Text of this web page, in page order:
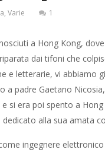
, Varie 1
a Hong Kong,
dai tifoni che
e letterarie, vi abbiamo
a padre Gaetano
si era poi spento a Hong
alla sua amata
ingegnere